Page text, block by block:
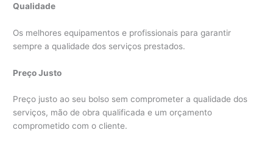
Qualidade
Os melhores equipamentos e profissionais para garantir
sempre a qualidade dos serviços prestados.
Preço Justo
Preço justo ao seu bolso sem comprometer a qualidade dos
serviços, mão de obra qualificada e um orçamento
comprometido com o cliente.